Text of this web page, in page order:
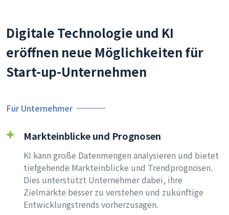
Digitale Technologie und KI
eröffnen neue Möglichkeiten für
Start-up-Unternehmen
Für Unternehmer
Markteinblicke und Prognosen
KI kann große Datenmengen analysieren und bietet
tiefgehende Markteinblicke und Trendprognosen.
Dies unterstützt Unternehmer dabei, ihre
Zielmärkte besser zu verstehen und zukünftige
Entwicklungstrends vorherzusagen.